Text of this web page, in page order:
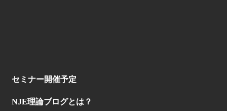
セミナー開催予定
NJE理論ブログとは？